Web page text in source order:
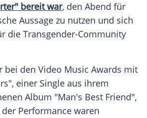
bereit war, den Abend für
Aussage zu nutzen und sich
die Transgender-Community
bei den Video Music Awards mit
einer Single aus ihrem
Album "Man's Best Friend",
der Performance waren